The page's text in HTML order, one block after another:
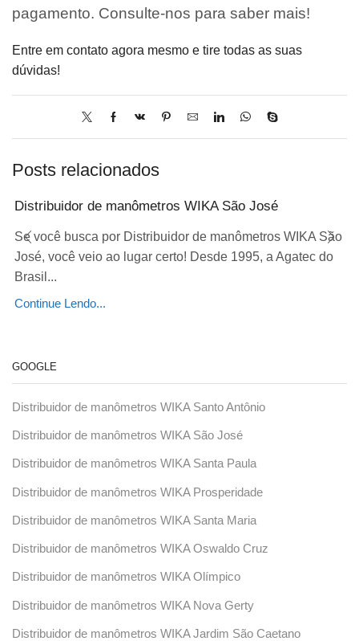
pagamento. Consulte-nos para saber mais!
Entre em contato agora mesmo e tire todas as suas
dúvidas!
Posts relacionados
Distribuidor de manômetros WIKA São José
Se você busca por Distribuidor de manômetros WIKA São
José, você veio ao lugar certo! Desde 1995, a Agatec do
Brasil...
Continue Lendo...
GOOGLE
Distribuidor de manômetros WIKA Santo Antônio
Distribuidor de manômetros WIKA São José
Distribuidor de manômetros WIKA Santa Paula
Distribuidor de manômetros WIKA Prosperidade
Distribuidor de manômetros WIKA Santa Maria
Distribuidor de manômetros WIKA Oswaldo Cruz
Distribuidor de manômetros WIKA Olímpico
Distribuidor de manômetros WIKA Nova Gerty
Distribuidor de manômetros WIKA Jardim São Caetano